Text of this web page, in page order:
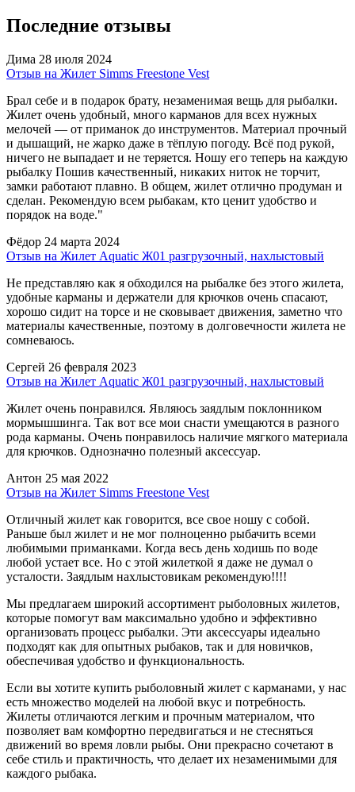
Последние отзывы
Дима 28 июля 2024
Отзыв на Жилет Simms Freestone Vest
Брал себе и в подарок брату, незаменимая вещь для рыбалки.
Жилет очень удобный, много карманов для всех нужных
мелочей — от приманок до инструментов. Материал прочный
и дышащий, не жарко даже в тёплую погоду. Всё под рукой,
ничего не выпадает и не теряется. Ношу его теперь на каждую
рыбалку Пошив качественный, никаких ниток не торчит,
замки работают плавно. В общем, жилет отлично продуман и
сделан. Рекомендую всем рыбакам, кто ценит удобство и
порядок на воде."
Фёдор 24 марта 2024
Отзыв на Жилет Aquatic Ж01 разгрузочный, нахлыстовый
Не представляю как я обходился на рыбалке без этого жилета,
удобные карманы и держатели для крючков очень спасают,
хорошо сидит на торсе и не сковывает движения, заметно что
материалы качественные, поэтому в долговечности жилета не
сомневаюсь.
Сергей 26 февраля 2023
Отзыв на Жилет Aquatic Ж01 разгрузочный, нахлыстовый
Жилет очень понравился. Являюсь заядлым поклонником
мормышшинга. Так вот все мои снасти умещаются в разного
рода карманы. Очень понравилось наличие мягкого материала
для крючков. Однозначно полезный аксессуар.
Антон 25 мая 2022
Отзыв на Жилет Simms Freestone Vest
Отличный жилет как говорится, все свое ношу с собой.
Раньше был жилет и не мог полноценно рыбачить всеми
любимыми приманками. Когда весь день ходишь по воде
любой устает все. Но с этой жилеткой я даже не думал о
усталости. Заядлым нахлыстовикам рекомендую!!!!
Мы предлагаем широкий ассортимент рыболовных жилетов,
которые помогут вам максимально удобно и эффективно
организовать процесс рыбалки. Эти аксессуары идеально
подходят как для опытных рыбаков, так и для новичков,
обеспечивая удобство и функциональность.
Если вы хотите купить рыболовный жилет с карманами, у нас
есть множество моделей на любой вкус и потребность.
Жилеты отличаются легким и прочным материалом, что
позволяет вам комфортно передвигаться и не стесняться
движений во время ловли рыбы. Они прекрасно сочетают в
себе стиль и практичность, что делает их незаменимыми для
каждого рыбака.